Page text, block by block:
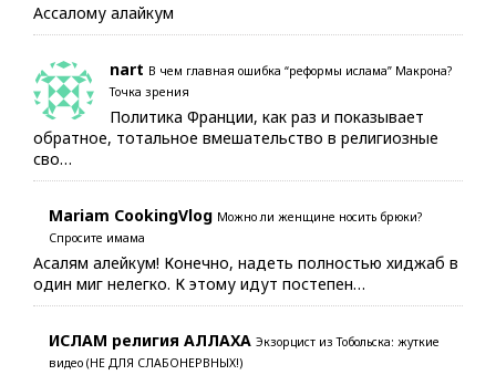
Ассалому алайкум
nart В чем главная ошибка “реформы ислама” Макрона?
Точка зрения
Политика Франции, как раз и показывает
обратное, тотальное вмешательство в религиозные
сво…
Mariam CookingVlog Можно ли женщине носить брюки?
Спросите имама
Асалям алейкум! Конечно, надеть полностью хиджаб в
один миг нелегко. К этому идут постепен…
ИСЛАМ религия АЛЛАХА Экзорцист из Тобольска: жуткие
видео (НЕ ДЛЯ СЛАБОНЕРВНЫХ!)